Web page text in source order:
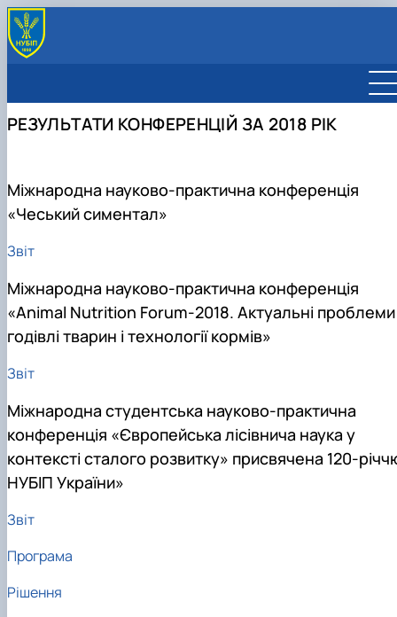
РЕЗУЛЬТАТИ КОНФЕРЕНЦІЙ ЗА 2018 РІК
Міжнародна науково-практична конференція
«Чеський симентал»
Звіт
Міжнародна науково-практична конференція
«Animal Nutrition Forum-2018. Актуальні проблеми
годівлі тварин і технології кормів»
Звіт
Міжнародна студентська науково-практична
конференція «Європейська лісівнича наука у
контексті сталого розвитку» присвячена 120-
НУБІП України»
Звіт
Програма
Рішення